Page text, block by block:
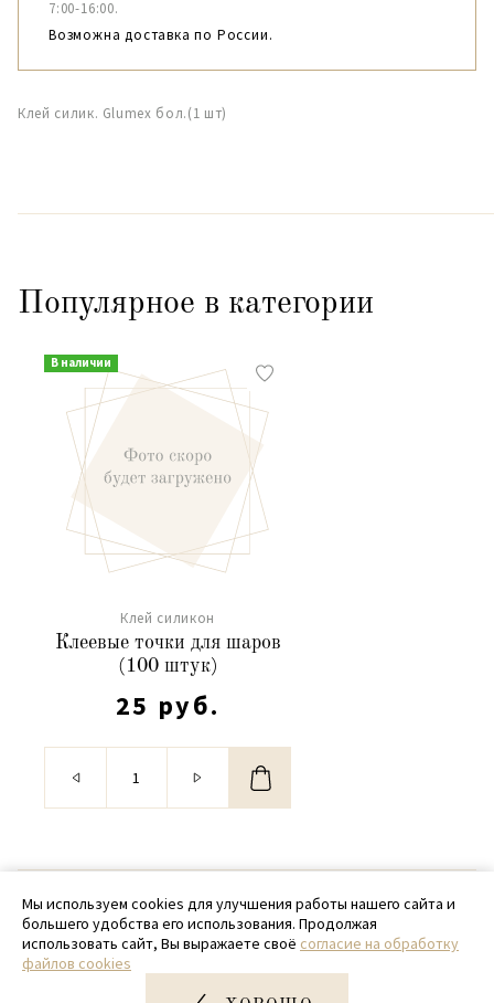
7:00-16:00.
Возможна доставка по России.
Клей силик. Glumex бол.(1 шт)
Популярное в категории
В наличии
Клей силикон
Клеевые точки для шаров
(100 штук)
25 руб.
© 2020 - 2026 SamPack
+ 7 (918) 699-97-87
zakaz@sampack.store
Мы используем cookies для улучшения работы нашего сайта и
большего удобства его использования. Продолжая
использовать сайт, Вы выражаете своё согласие на обработку
файлов cookies